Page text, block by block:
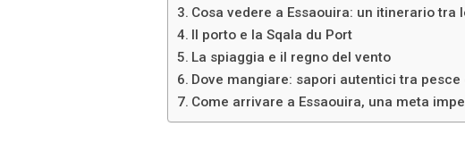
Cosa vedere a Essaouira: un itinerario tra
Il porto e la Sqala du Port
La spiaggia e il regno del vento
Dove mangiare: sapori autentici tra pesce
Come arrivare a Essaouira, una meta